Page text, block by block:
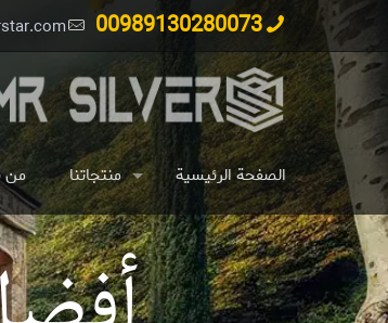
00989130280073
الصفحة الرئيسية منتجاتنا من